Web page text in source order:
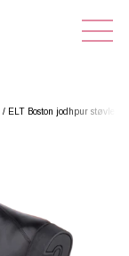
ELT Boston jodhpur støvler